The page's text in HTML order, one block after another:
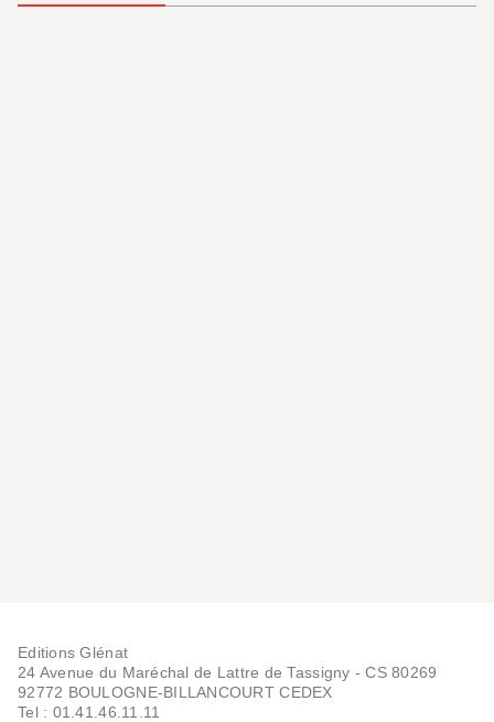
Editions Glénat
24 Avenue du Maréchal de Lattre de Tassigny - CS 80269
92772 BOULOGNE-BILLANCOURT CEDEX
Tel : 01.41.46.11.11